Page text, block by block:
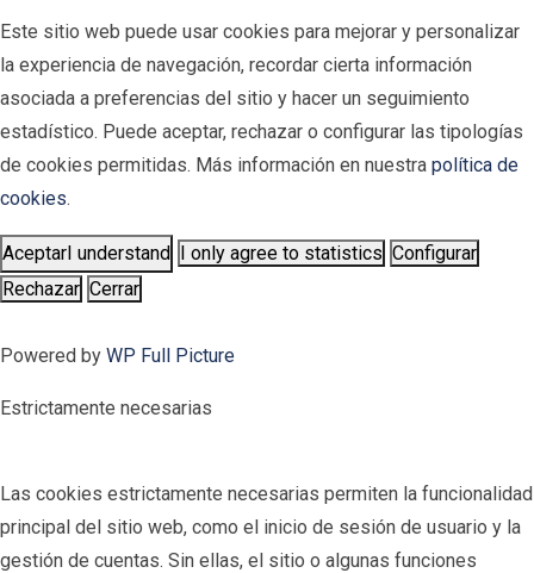
Este sitio web puede usar cookies para mejorar y personalizar
la experiencia de navegación, recordar cierta información
asociada a preferencias del sitio y hacer un seguimiento
estadístico. Puede aceptar, rechazar o configurar las tipologías
de cookies permitidas. Más información en nuestra política de
cookies.
AceptarI understand I only agree to statistics Configurar
Rechazar Cerrar
Powered by WP Full Picture
Estrictamente necesarias
Las cookies estrictamente necesarias permiten la funcionalidad
principal del sitio web, como el inicio de sesión de usuario y la
gestión de cuentas. Sin ellas, el sitio o algunas funciones